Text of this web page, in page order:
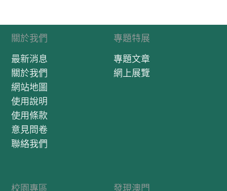
關於我們
最新消息
關於我們
網站地圖
使用說明
使用條款
意見問卷
聯絡我們
專題特展
專題文章
網上展覽
校園專區
發現澳門